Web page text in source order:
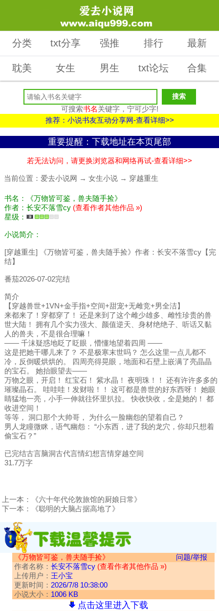
分类 txt分享 强推 排行 最新
耽美 女生 男生 txt论坛 合集
可搜索书名关键字，宁可少字!
推荐：小说书友互动分享网-查看详细>>
重要提醒：下载地址在本页尾部
若无法访问，请更换浏览器和网络再试-查看详细>>
当前位置： 爱去小说网 → 女生小说 → 穿越重生
书名：《万物皆可鉴，兽夫随手捡》
作者：长安不落雪cy (查看作者其他作品 »)
星级：
小说简介：
[穿越重生] 《万物皆可鉴，兽夫随手捡》作者：长安不落雪cy【完
结】
番茄2026-07-02完结
简介
【穿越兽世+1VN+金手指+空间+甜宠+无雌竞+男全洁】
来都来了！穿都穿了！ 还是来到了这个雌少雄多、雌性珍贵的兽
世大陆！ 拥有几个实力强大、颜值逆天、身材绝绝子、听话又黏
人的兽夫，不是很合理嘛！
—— 千沫疑惑地眨了眨眼，懵懂地望着四周 ——
这是把她干哪儿来了？ 不是极寒末世吗？ 怎么这里一点儿都不
冷，反倒暖烘烘的。 四周亮得晃眼，地面和石壁上嵌满了亮晶晶
的宝石。 她抬眼望去——
万物之眼，开启！ 红宝石！ 紫水晶！ 夜明珠！！ 还有许许多多的
璀璨晶石。 哇哇哇！发财啦！！ 这可都是兽世的好东西呀！ 她眼
睛猛地一亮，小手一伸就往怀里扒拉。 快收快收，全是她的！ 都
收进空间！
等等， 洞口那个大帅哥， 为什么一脸幽怨的望着自己？
男人龙瞳微眯，语气幽怨： “小东西，进了我的龙穴，你却只想着
偷宝石？”
已完结古言脑洞古代言情幻想言情穿越空间
31.7万字
上一本：
《六十年代伦敦旅馆的厨娘日常》
下一本：
《聪明的大脑占据高地了》
《万物皆可鉴，兽夫随手捡》
问题/举报
作者名称： 长安不落雪cy (查看作者其他作品 »)
上传用户： 王小宝
更新时间： 2026/7/8 10:38:00
小说大小： 1006 KB
点击这里进入下载